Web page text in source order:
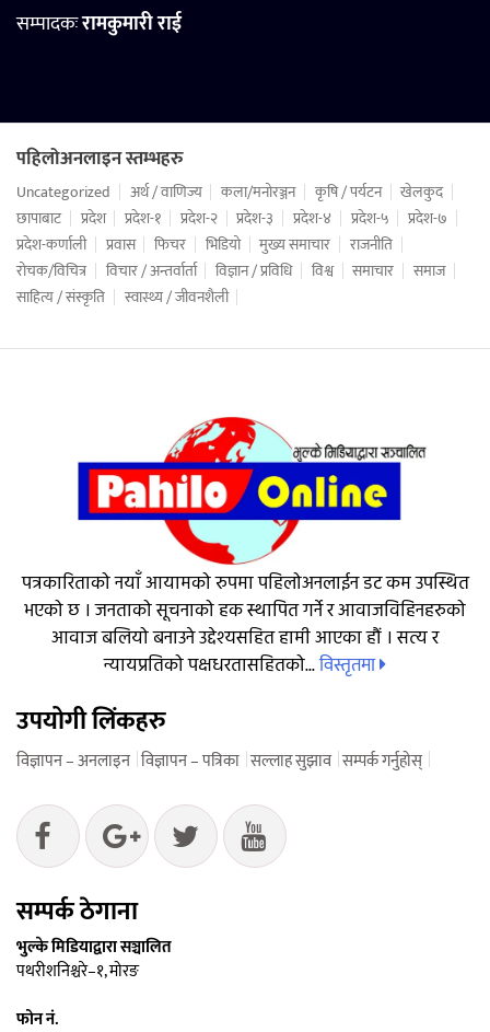
सम्पादकःरामकुमारी राई
पहिलोअनलाइन स्तम्भहरु
Uncategorized अर्थ / वाणिज्य कला/मनोरञ्जन कृषि / पर्यटन
खेलकुद
छापाबाट
प्रदेश प्रदेश-१ प्रदेश-२ प्रदेश-३ प्रदेश-४ प्रदेश-५
प्रदेश-७
प्रदेश-कर्णाली
प्रवास फिचर भिडियो मुख्य समाचार
राजनीति
रोचक/विचित्र
विचार / अन्तर्वार्ता विज्ञान / प्रविधि विश्व समाचार
समाज
साहित्य / संस्कृति
स्वास्थ्य / जीवनशैली
पत्रकारिताको नयाँ आयामको रुपमा पहिलोअनलाईन डट कम उपस्थित
भएको छ । जनताको सूचनाको हक स्थापित गर्ने र आवाजविहिनहरुको
आवाज बलियो बनाउने उद्देश्यसहित हामी आएका हौं । सत्य र
न्यायप्रतिको पक्षधरतासहितको...विस्तृतमा
उपयोगी लिंकहरु
विज्ञापन – अनलाइन विज्ञापन – पत्रिका सल्लाह सुझाव सम्पर्क गर्नुहोस्
सम्पर्क ठेगाना
भुल्के मिडियाद्वारा सञ्चालित
पथरीशनिश्चरे–१, मोरङ
फोन नं.